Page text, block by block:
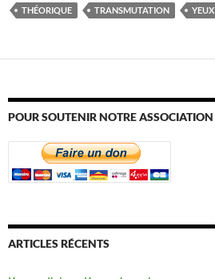
THÉORIQUE TRANSMUTATION YEUX
POUR SOUTENIR NOTRE ASSOCIATION
ARTICLES RÉCENTS